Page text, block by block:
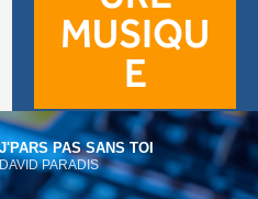
J'PARS PAS SANS TOI
DAVID PARADIS